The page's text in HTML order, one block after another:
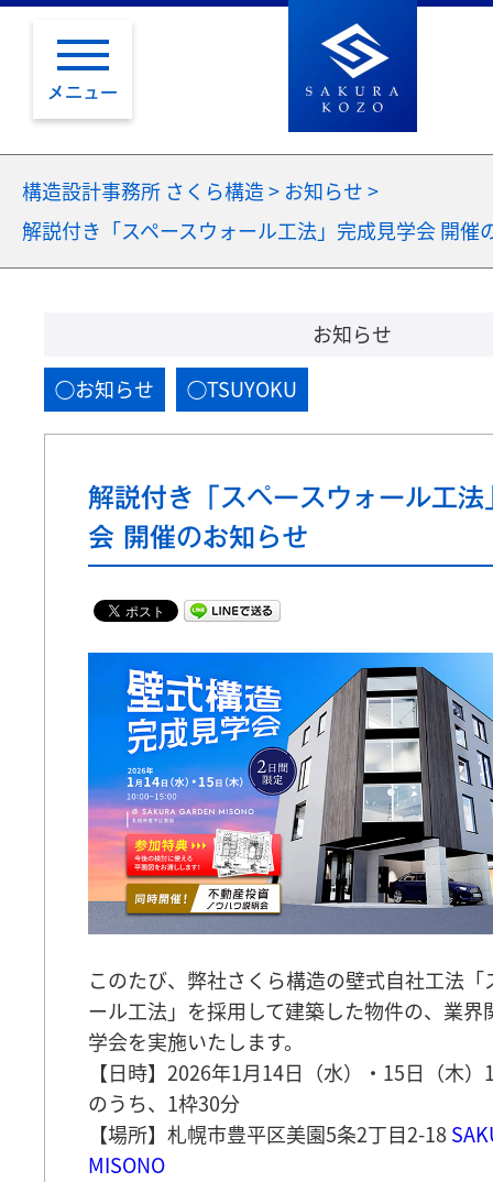
メニュー
構造設計事務所 さくら構造> お知らせ>
解説付き「スペースウォール工法」完成見学会 開催
お知らせ
お知らせ
TSUYOKU
解説付き「スペースウォール工法
会 開催のお知らせ
このたび、弊社さくら構造の壁式自社工法「
ール工法」を採用して建築した物件の、業界
学会を実施いたします。
【日時】2026年1月14日（水）・15日（木
のうち、1枠30分
【場所】札幌市豊平区美園5条2丁目2-18
MISONO